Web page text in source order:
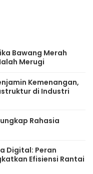
Bawang Merah
Merugi
Kemenangan,
di Industri
Rahasia
Digital: Peran
Efisiensi Rantai